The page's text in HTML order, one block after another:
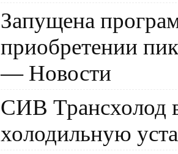
Запущена
приобретении
— Новости
СИВ Трансхолод
холодильную